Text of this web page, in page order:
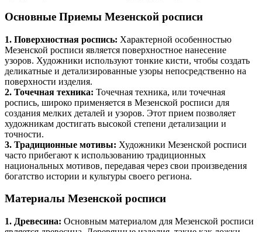
Основные Приемы Мезенской росписи
1. Поверхностная роспись: Характерной особенностью
Мезенской росписи является поверхностное нанесение
узоров. Художники используют тонкие кисти, чтобы создать
деликатные и детализированные узоры непосредственно на
поверхности изделия.
2. Точечная техника: Точечная техника, или точечная
роспись, широко применяется в Мезенской росписи для
создания мелких деталей и узоров. Этот прием позволяет
художникам достигать высокой степени детализации и
точности.
3. Традиционные мотивы: Художники Мезенской росписи
часто прибегают к использованию традиционных
национальных мотивов, передавая через свои произведения
богатство истории и культуры своего региона.
Материалы Мезенской росписи
1. Древесина: Основным материалом для Мезенской росписи